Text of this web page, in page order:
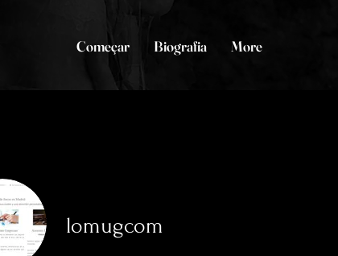
Começar Biografia More
lomugcom